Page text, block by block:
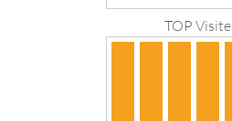
TOP Visite